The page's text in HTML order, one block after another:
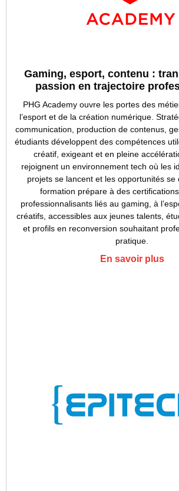
Gaming, esport, contenu :
passion en trajectoire
PHG Academy ouvre les portes des
l’esport et de la création numérique.
communication, production de contenus,
étudiants développent des compétences
créatif, exigeant et en pleine
rejoignent un environnement tech où les
projets se lancent et les opportunités se
formation prépare à des
professionnalisants liés au gaming, à
créatifs, accessibles aux jeunes talents,
et profils en reconversion souhaitant
pratique.
En savoir plus